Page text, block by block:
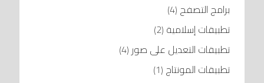
برامج التصفح (4)
تطبيقات إسلامية (2)
تطبيقات التعديل على صور (4)
تطبيقات المونتاج (1)